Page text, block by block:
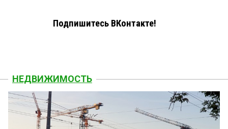
Подпишитесь ВКонтакте!
НЕДВИЖИМОСТЬ